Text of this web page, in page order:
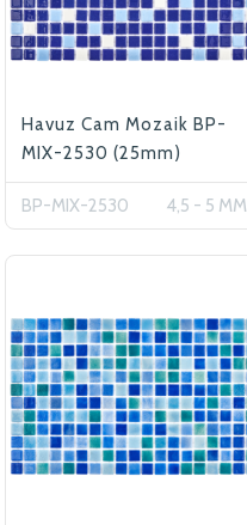
Havuz Cam Mozaik BP-
MIX-2530 (25mm)
BP-MIX-2530 4,5 - 5 MM